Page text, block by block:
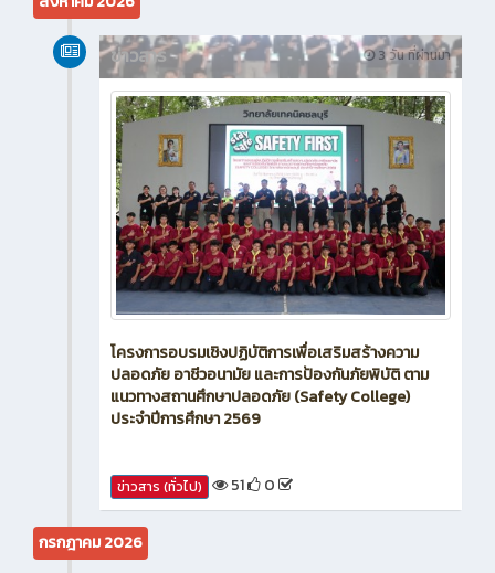
สิงหาคม 2026
3 วัน ที่ผ่านมา
ข่าวสาร
โครงการอบรมเชิงปฏิบัติการเพื่อเสริมสร้างความ
ปลอดภัย อาชีวอนามัย และการป้องกันภัยพิบัติ ตาม
แนวทางสถานศึกษาปลอดภัย (Safety College)
51 0